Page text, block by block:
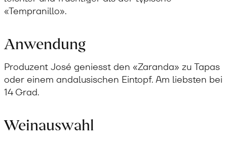
«Tempranillo».
Anwendung
Produzent José geniesst den «Zaranda» zu Tapas
oder einem andalusischen Eintopf. Am liebsten bei
14 Grad.
Weinauswahl